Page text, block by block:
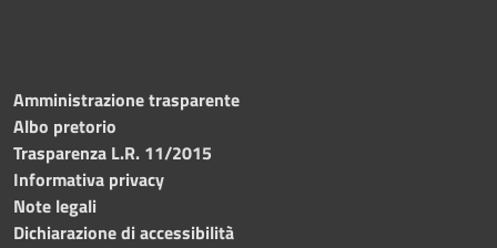
Amministrazione trasparente
Albo pretorio
Trasparenza L.R. 11/2015
Informativa privacy
Note legali
Dichiarazione di accessibilità